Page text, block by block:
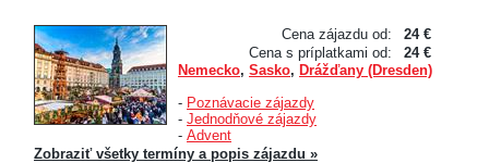
Cena zájazdu od:
24 €
Cena s príplatkami od:
24 €
Nemecko, Sasko, Drážďany (Dresden)
- Poznávacie zájazdy
- Jednodňové zájazdy
- Advent
Zobraziť všetky termíny a popis zájazdu »